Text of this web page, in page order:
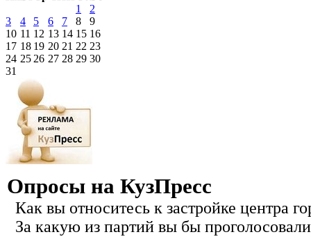
1
2
3
4 5 6 7 8
9
10 11 12 13 14 15 16
17 18 19 20 21 22 23
24 25 26 27 28 29 30
31
Опросы на КузПресс
Как вы относитесь к застройке центра
За какую из партий вы бы